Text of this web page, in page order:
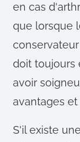
en cas
que lorsque
doit toujours
avoir
avantages
S'il existe